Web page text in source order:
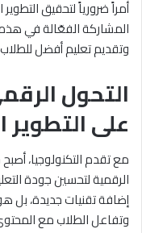
أمراً ضرورياً لتحقيق
المشاركة الفعّالة في
وتقديم تعليم أفضل
التحول
على
مع تقدم التكنولوجيا،
الرقمية لتحسين جودة
إضافة تقنيات جديدة، بل
وتفاعل الطلاب مع